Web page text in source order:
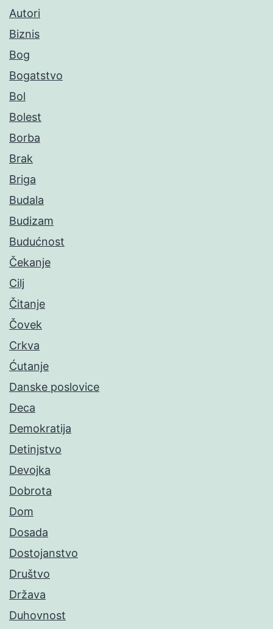
Autori
Biznis
Bog
Bogatstvo
Bol
Bolest
Borba
Brak
Briga
Budala
Budizam
Budućnost
Čekanje
Cilj
Čitanje
Čovek
Crkva
Ćutanje
Danske poslovice
Deca
Demokratija
Detinjstvo
Devojka
Dobrota
Dom
Dosada
Dostojanstvo
Društvo
Država
Duhovnost